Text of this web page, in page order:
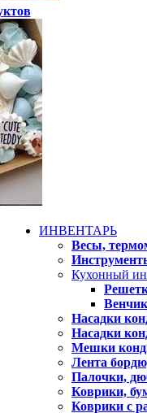
ИНВЕНТАРЬ
Весы,
Кухонный
Насадки
Насадки
Мешки
Лента
Палочки,
Коврики,
Коврики с